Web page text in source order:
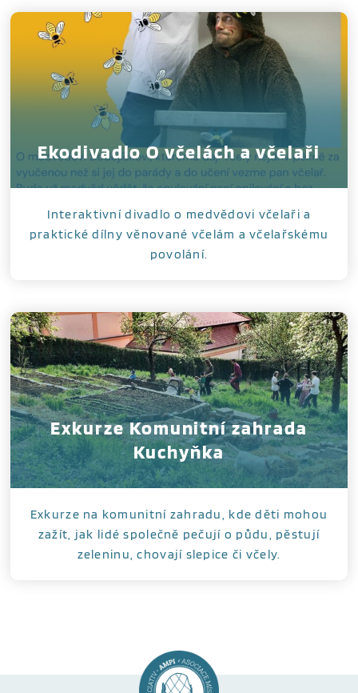
Ekodivadlo O včelách a včelaři
Interaktivní divadlo o medvědovi včelaři a
praktické dílny věnované včelám a včelařskému
povolání.
Exkurze Komunitní zahrada
Kuchyňka
Exkurze na komunitní zahradu, kde děti mohou
zažít, jak lidé společně pečují o půdu, pěstují
zeleninu, chovají slepice či včely.